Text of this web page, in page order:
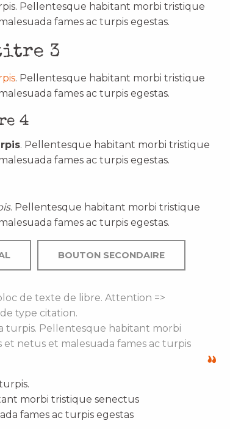
Pellentesque habitant morbi tristique
fames ac turpis egestas.
3
. Pellentesque habitant morbi tristique
fames ac turpis egestas.
4
. Pellentesque habitant morbi tristique
fames ac turpis egestas.
. Pellentesque habitant morbi tristique
fames ac turpis egestas.
BOUTON SECONDAIRE
de texte de libre. Attention =>
type citation.
turpis. Pellentesque habitant morbi
netus et malesuada fames ac turpis
morbi tristique senectus
fames ac turpis egestas